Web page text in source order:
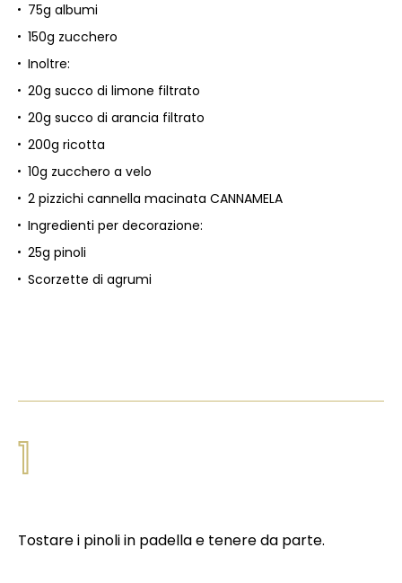
75g albumi
150g zucchero
Inoltre:
20g succo di limone filtrato
20g succo di arancia filtrato
200g ricotta
10g zucchero a velo
2 pizzichi cannella macinata CANNAMELA
Ingredienti per decorazione:
25g pinoli
Scorzette di agrumi
1
Tostare i pinoli in padella e tenere da parte.